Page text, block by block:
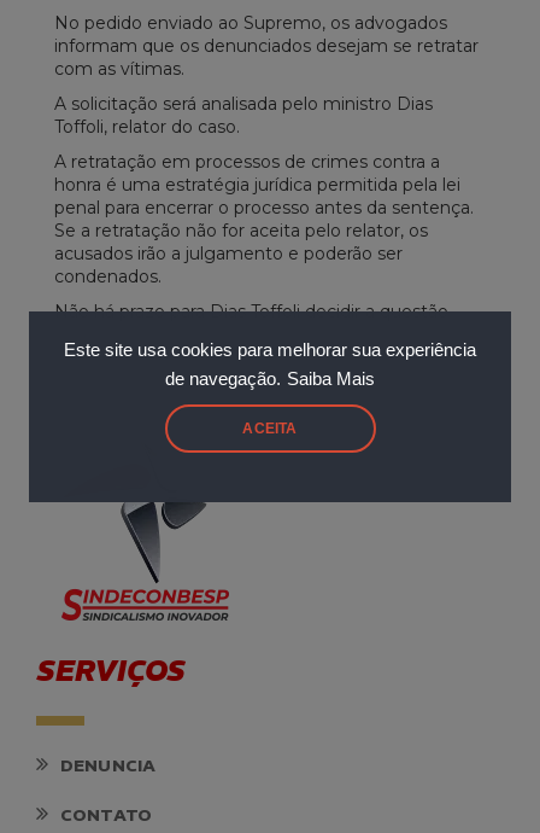
Este site usa cookies para melhorar sua experiência
de navegação. Saiba Mais
ACEITA
No pedido enviado ao Supremo, os advogados
informam que os denunciados desejam se retratar
com as vítimas.
A solicitação será analisada pelo ministro Dias
Toffoli, relator do caso.
A retratação em processos de crimes contra a
honra é uma estratégia jurídica permitida pela lei
penal para encerrar o processo antes da sentença.
Se a retratação não for aceita pelo relator, os
acusados irão a julgamento e poderão ser
condenados.
Não há prazo para Dias Toffoli decidir a questão.
SERVIÇOS
DENUNCIA
CONTATO